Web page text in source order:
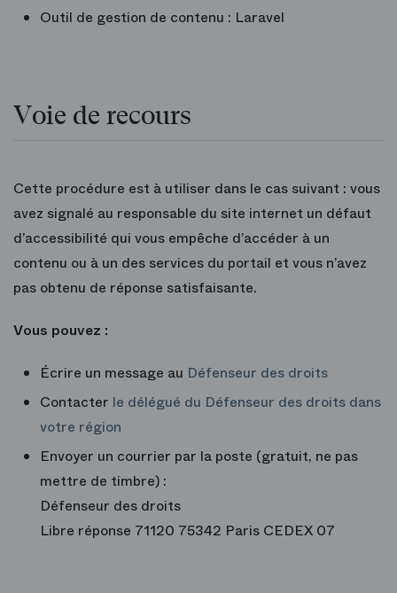
Outil de gestion de contenu : Laravel
Voie de recours
Cette procédure est à utiliser dans le cas suivant : vous
avez signalé au responsable du site internet un défaut
d’accessibilité qui vous empêche d’accéder à un
contenu ou à un des services du portail et vous n’avez
pas obtenu de réponse satisfaisante.
Vous pouvez :
Écrire un message au Défenseur des droits
Contacter le délégué du Défenseur des droits dans
votre région
Envoyer un courrier par la poste (gratuit, ne pas
mettre de timbre) :
Défenseur des droits
Libre réponse 71120 75342 Paris CEDEX 07